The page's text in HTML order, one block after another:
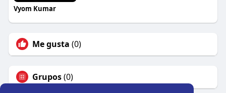
Vyom Kumar
Me gusta (0)
Grupos(0)